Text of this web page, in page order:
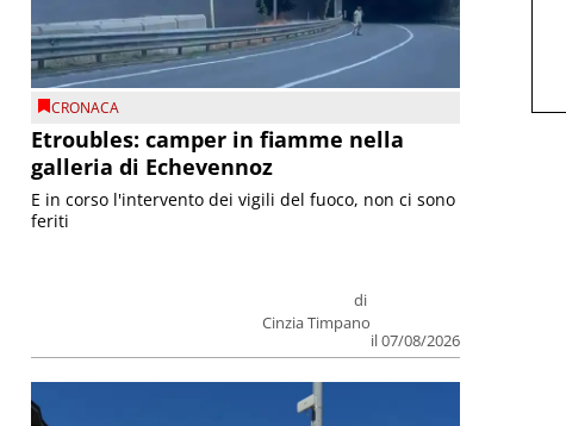
CRONACA
Etroubles: camper in fiamme nella
galleria di Echevennoz
di
Cinzia Timpano
il 07/08/2026
E in corso l'intervento dei vigili del fuoco, non ci sono
feriti